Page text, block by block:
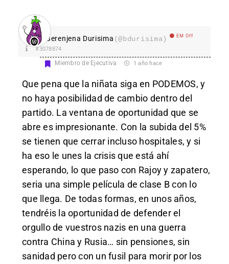
Berenjena Durisima (@bdurisima) EM Off
#3078874
Miembro de Ejecutiva 1 año hace
Que pena que la niñata siga en PODEMOS, y
no haya posibilidad de cambio dentro del
partido. La ventana de oportunidad que se
abre es impresionante. Con la subida del 5%
se tienen que cerrar incluso hospitales, y si
ha eso le unes la crisis que está ahí
esperando, lo que paso con Rajoy y zapatero,
seria una simple película de clase B con lo
que llega. De todas formas, en unos años,
tendréis la oportunidad de defender el
orgullo de vuestros nazis en una guerra
contra China y Rusia… sin pensiones, sin
sanidad pero con un fusil para morir por los